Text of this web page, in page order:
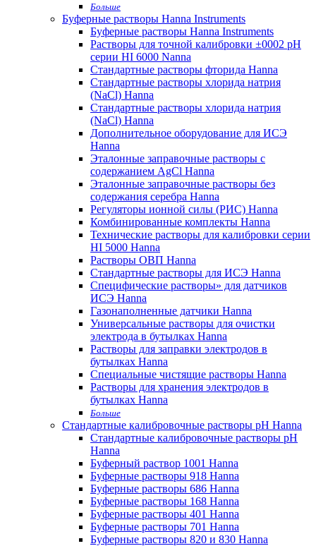
Больше
Буферные растворы Hanna Instruments
Буферные растворы Hanna Instruments
Растворы для точной калибровки ±0002 pH
серии HI 6000 Nanna
Стандартные растворы фторида Hanna
Стандартные растворы хлорида натрия
(NaCl) Hanna
Стандартные растворы хлорида натрия
(NaCl) Hanna
Дополнительное оборудование для ИСЭ
Hanna
Эталонные заправочные растворы с
содержанием AgCl Hanna
Эталонные заправочные растворы без
содержания серебра Hanna
Регуляторы ионной силы (РИС) Hanna
Комбинированные комплекты Hanna
Технические растворы для калибровки серии
HI 5000 Hanna
Растворы ОВП Hanna
Стандартные растворы для ИСЭ Hanna
Специфические растворы» для датчиков
ИСЭ Hanna
Газонаполненные датчики Hanna
Универсальные растворы для очистки
электрода в бутылках Hanna
Растворы для заправки электродов в
бутылках Hanna
Специальные чистящие растворы Hanna
Растворы для хранения электродов в
бутылках Hanna
Больше
Стандартные калибровочные растворы pH Hanna
Стандартные калибровочные растворы pH
Hanna
Буферный раствор 1001 Hanna
Буферные растворы 918 Hanna
Буферные растворы 686 Hanna
Буферные растворы 168 Hanna
Буферные растворы 401 Hanna
Буферные растворы 701 Hanna
Буферные растворы 820 и 830 Hanna